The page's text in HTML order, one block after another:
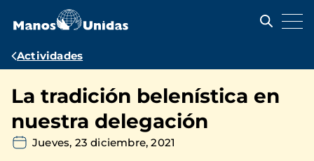
contenido
Ruta
navegación
Actividades
La tradición belenística en
nuestra delegación
Jueves, 23 diciembre, 2021